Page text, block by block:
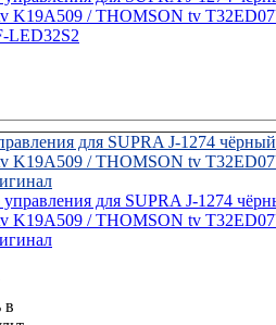
для SUPRA J-1274
K19A509 / THOMSON tv